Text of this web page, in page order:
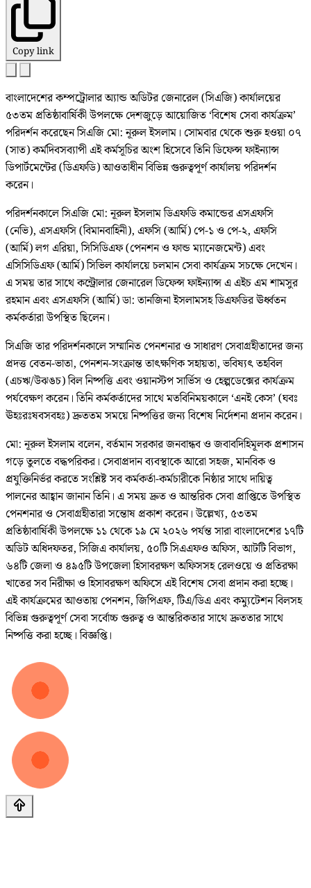
Copy link
বাংলাদেশের কম্পট্রোলার অ্যান্ড অডিটর জেনারেল (সিএজি) কার্যালয়ের
৫৩তম প্রতিষ্ঠাবার্ষিকী উপলক্ষে দেশজুড়ে আয়োজিত ‘বিশেষ সেবা কার্যক্রম’
পরিদর্শন করেছেন সিএজি মো: নূরুল ইসলাম। সোমবার থেকে শুরু হওয়া ০৭
(সাত) কর্মদিবসব্যাপী এই কর্মসূচির অংশ হিসেবে তিনি ডিফেন্স ফাইন্যান্স
ডিপার্টমেন্টের (ডিএফডি) আওতাধীন বিভিন্ন গুরুত্বপূর্ণ কার্যালয় পরিদর্শন
করেন।
পরিদর্শনকালে সিএজি মো: নূরুল ইসলাম ডিএফডি কমান্ডের এসএফসি
(নেভি), এসএফসি (বিমানবাহিনী), এফসি (আর্মি) পে-১ ও পে-২, এফসি
(আর্মি) লগ এরিয়া, সিসিডিএফ (পেনশন ও ফান্ড ম্যানেজমেন্ট) এবং
এসিসিডিএফ (আর্মি) সিভিল কার্যালয়ে চলমান সেবা কার্যক্রম সচক্ষে দেখেন।
এ সময় তার সাথে কন্ট্রোলার জেনারেল ডিফেন্স ফাইন্যান্স এ এইচ এম শামসুর
রহমান এবং এসএফসি (আর্মি) ডা: তানজিনা ইসলামসহ ডিএফডির ঊর্ধ্বতন
কর্মকর্তারা উপস্থিত ছিলেন।
সিএজি তার পরিদর্শনকালে সম্মানিত পেনশনার ও সাধারণ সেবাগ্রহীতাদের জন্য
প্রদত্ত বেতন-ভাতা, পেনশন-সংক্রান্ত তাৎক্ষণিক সহায়তা, ভবিষ্যৎ তহবিল
(এচঋ/উঝঙচ) বিল নিষ্পত্তি এবং ওয়ানস্টপ সার্ভিস ও হেল্পডেক্সের কার্যক্রম
পর্যবেক্ষণ করেন। তিনি কর্মকর্তাদের সাথে মতবিনিময়কালে ‘এনই কেস’ (ঘবঃ
ঊহঃরঃষবসবহঃ) দ্রুততম সময়ে নিষ্পত্তির জন্য বিশেষ নির্দেশনা প্রদান করেন।
মো: নূরুল ইসলাম বলেন, বর্তমান সরকার জনবান্ধব ও জবাবদিহিমূলক প্রশাসন
গড়ে তুলতে বদ্ধপরিকর। সেবাপ্রদান ব্যবস্থাকে আরো সহজ, মানবিক ও
প্রযুক্তিনির্ভর করতে সংশ্লিষ্ট সব কর্মকর্তা-কর্মচারীকে নিষ্ঠার সাথে দায়িত্ব
পালনের আহ্বান জানান তিনি। এ সময় দ্রুত ও আন্তরিক সেবা প্রাপ্তিতে উপস্থিত
পেনশনার ও সেবাগ্রহীতারা সন্তোষ প্রকাশ করেন। উল্লেখ্য, ৫৩তম
প্রতিষ্ঠাবার্ষিকী উপলক্ষে ১১ থেকে ১৯ মে ২০২৬ পর্যন্ত সারা বাংলাদেশের ১৭টি
অডিট অধিদফতর, সিজিএ কার্যালয়, ৫০টি সিএএফও অফিস, আটটি বিভাগ,
৬৪টি জেলা ও ৪৯৫টি উপজেলা হিসাবরক্ষণ অফিসসহ রেলওয়ে ও প্রতিরক্ষা
খাতের সব নিরীক্ষা ও হিসাবরক্ষণ অফিসে এই বিশেষ সেবা প্রদান করা হচ্ছে।
এই কার্যক্রমের আওতায় পেনশন, জিপিএফ, টিএ/ডিএ এবং কম্যুটেশন বিলসহ
বিভিন্ন গুরুত্বপূর্ণ সেবা সর্বোচ্চ গুরুত্ব ও আন্তরিকতার সাথে দ্রুততার সাথে
নিষ্পত্তি করা হচ্ছে। বিজ্ঞপ্তি।